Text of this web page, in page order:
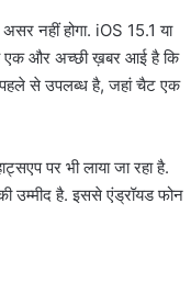
नहीं होगा. iOS 15.1 या
एक और अच्छी ख़बर आई है कि
पहले से उपलब्ध है, जहां चैट एक
पर भी लाया जा रहा है.
उम्मीद है. इससे एंड्रॉयड फोन